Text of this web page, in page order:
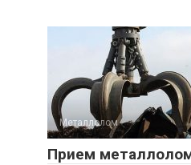
Металлолом
Прием